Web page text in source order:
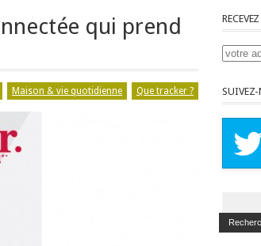
qui prend
Maison & vie quotidienne Que tracker ?